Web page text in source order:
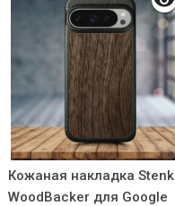
Кожаная накладка Stenk
WoodBacker для Google